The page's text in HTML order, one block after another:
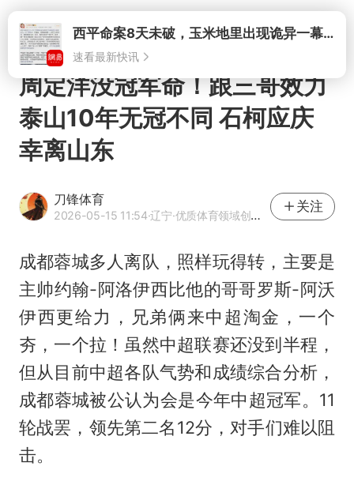
打开
西平命案8天未破，玉米地里出现诡异一幕，我突然想起了欧金中
速看最新快讯
周定洋没冠军命！跟三哥效力
泰山10年无冠不同 石柯应庆
幸离山东
刀锋体育
2026-05-15 11:54·辽宁·优质体育领域创作者
关注
成都蓉城多人离队，照样玩得转，主要是
主帅约翰-阿洛伊西比他的哥哥罗斯-阿沃
伊西更给力，兄弟俩来中超淘金，一个
夯，一个拉！虽然中超联赛还没到半程，
但从目前中超各队气势和成绩综合分析，
成都蓉城被公认为会是今年中超冠军。11
轮战罢，领先第二名12分，对手们难以阻
击。